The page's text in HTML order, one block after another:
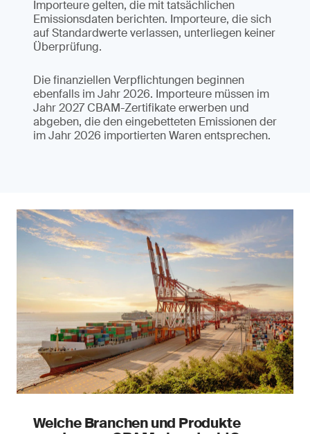
Importeure gelten, die mit tatsächlichen
Emissionsdaten berichten. Importeure, die sich
auf Standardwerte verlassen, unterliegen keiner
Überprüfung.
Die finanziellen Verpflichtungen beginnen
ebenfalls im Jahr 2026. Importeure müssen im
Jahr 2027 CBAM-Zertifikate erwerben und
abgeben, die den eingebetteten Emissionen der
im Jahr 2026 importierten Waren entsprechen.
Welche Branchen und Produkte